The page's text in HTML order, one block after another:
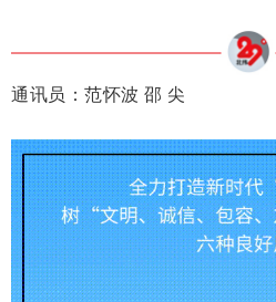
通讯员：范怀波 邵 尖